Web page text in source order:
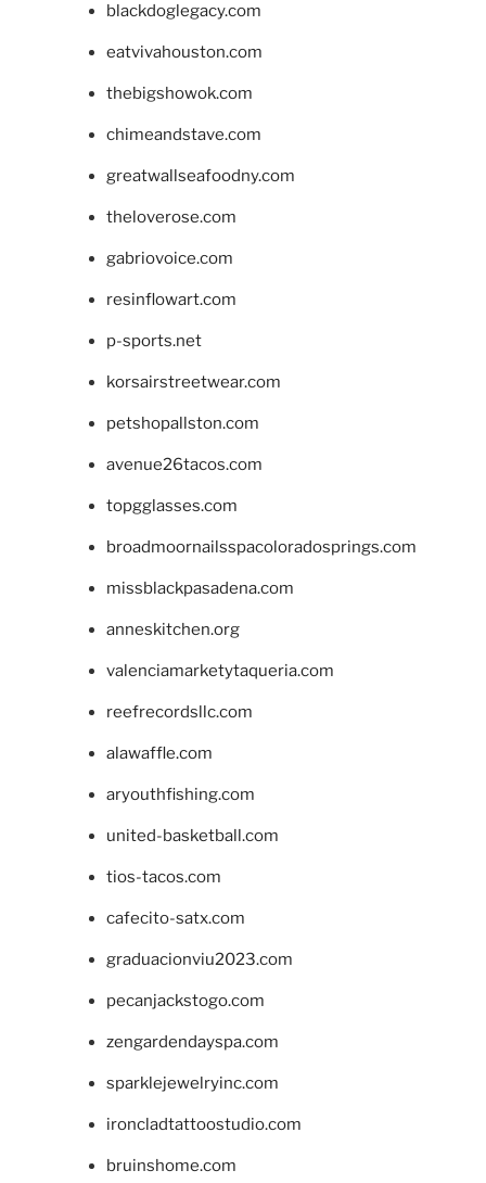
blackdoglegacy.com
eatvivahouston.com
thebigshowok.com
chimeandstave.com
greatwallseafoodny.com
theloverose.com
gabriovoice.com
resinflowart.com
p-sports.net
korsairstreetwear.com
petshopallston.com
avenue26tacos.com
topgglasses.com
broadmoornailsspacoloradosprings.com
missblackpasadena.com
anneskitchen.org
valenciamarketytaqueria.com
reefrecordsllc.com
alawaffle.com
aryouthfishing.com
united-basketball.com
tios-tacos.com
cafecito-satx.com
graduacionviu2023.com
pecanjackstogo.com
zengardendayspa.com
sparklejewelryinc.com
ironcladtattoostudio.com
bruinshome.com